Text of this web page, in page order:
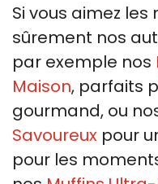
Si vous aimez
sûrement nos
par exemple nos
Maison, parfaits
gourmand, ou
Savoureux pour
pour les